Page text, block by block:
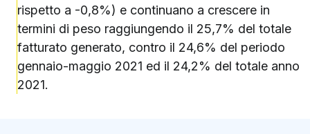
rispetto a -0,8%) e continuano a crescere in
termini di peso raggiungendo il 25,7% del totale
fatturato generato, contro il 24,6% del periodo
gennaio-maggio 2021 ed il 24,2% del totale anno
2021.